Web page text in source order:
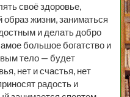
своё здоровье,
образ жизни, заниматься
и делать добро
большое богатство и
тело — будет
нет и счастья, нет
радость и